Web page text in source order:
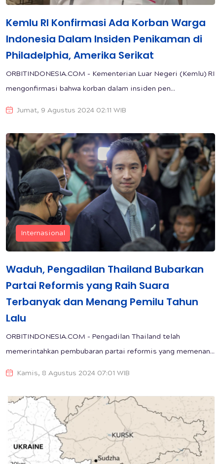
Kemlu RI Konfirmasi Ada Korban Warga
Indonesia Dalam Insiden Penikaman di
Philadelphia, Amerika Serikat
ORBITINDONESIA.COM - Kementerian Luar Negeri (Kemlu) RI
mengonfirmasi bahwa korban dalam insiden pen...
Jumat, 9 Agustus 2024 02:11 WIB
Internasional
Waduh, Pengadilan Thailand Bubarkan
Partai Reformis yang Raih Suara
Terbanyak dan Menang Pemilu Tahun
Lalu
ORBITINDONESIA.COM - Pengadilan Thailand telah
memerintahkan pembubaran partai reformis yang memenan...
Kamis, 8 Agustus 2024 07:01 WIB